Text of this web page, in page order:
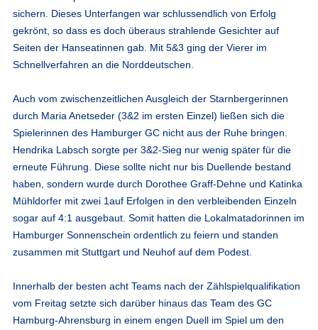
sichern. Dieses Unterfangen war schlussendlich von Erfolg
gekrönt, so dass es doch überaus strahlende Gesichter auf
Seiten der Hanseatinnen gab. Mit 5&3 ging der Vierer im
Schnellverfahren an die Norddeutschen.
Auch vom zwischenzeitlichen Ausgleich der Starnbergerinnen
durch Maria Anetseder (3&2 im ersten Einzel) ließen sich die
Spielerinnen des Hamburger GC nicht aus der Ruhe bringen.
Hendrika Labsch sorgte per 3&2-Sieg nur wenig später für die
erneute Führung. Diese sollte nicht nur bis Duellende bestand
haben, sondern wurde durch Dorothee Graff-Dehne und Katinka
Mühldorfer mit zwei 1auf Erfolgen in den verbleibenden Einzeln
sogar auf 4:1 ausgebaut. Somit hatten die Lokalmatadorinnen im
Hamburger Sonnenschein ordentlich zu feiern und standen
zusammen mit Stuttgart und Neuhof auf dem Podest.
Innerhalb der besten acht Teams nach der Zählspielqualifikation
vom Freitag setzte sich darüber hinaus das Team des GC
Hamburg-Ahrensburg in einem engen Duell im Spiel um den